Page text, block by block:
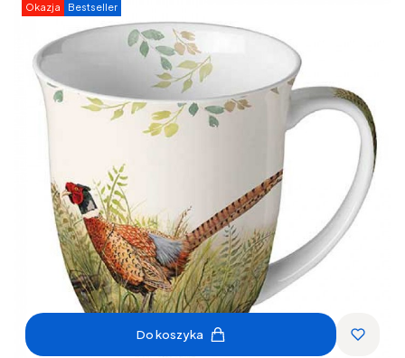
Okazja Bestseller
Do koszyka